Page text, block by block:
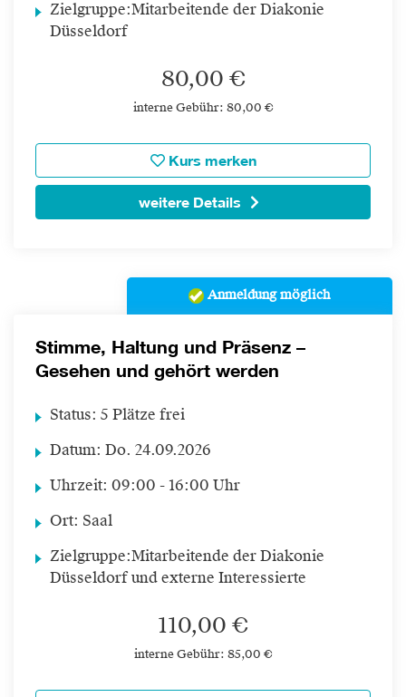
Zielgruppe:Mitarbeitende der Diakonie
Düsseldorf
80,00 €
interne Gebühr: 80,00 €
Kurs merken
weitere Details
Anmeldung möglich
Stimme, Haltung und Präsenz –
Gesehen und gehört werden
Status: 5 Plätze frei
Datum: Do. 24.09.2026
Uhrzeit: 09:00 - 16:00 Uhr
Ort: Saal
Zielgruppe:Mitarbeitende der Diakonie
Düsseldorf und externe Interessierte
110,00 €
interne Gebühr: 85,00 €